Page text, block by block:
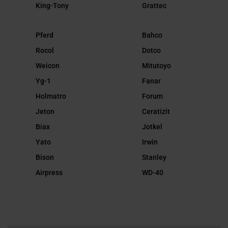
King-Tony Grattec
Pferd
Rocol
Weicon
Yg-1
Holmatro
Jeton
Biax
Yato
Bison
Airpress
Bahco
Dotco
Mitutoyo
Fanar
Forum
Ceratizit
Jotkel
Irwin
Stanley
WD-40